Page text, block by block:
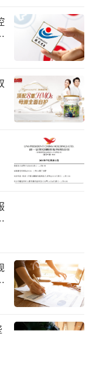
负债率也持续
广汽菲克生产
年9月30日，
73.22亿元，总
110.8%。202
称，将与广汽
广汽菲克），
型。同年10
偿全部债务且
产，正式进入
沙与广州两座
置，Stelanti
，此后该工厂
车型。对于广
汽车流通协会
产品上来看，
线，而在新能
基础，可能不